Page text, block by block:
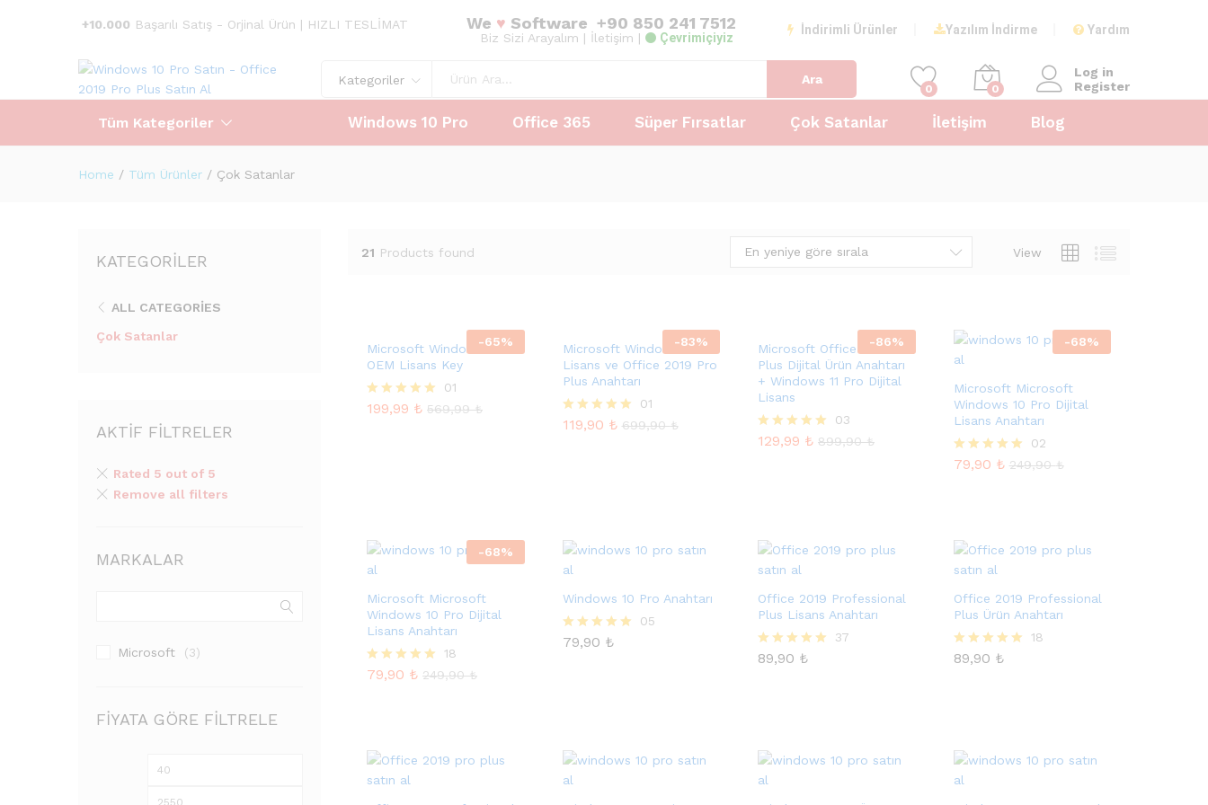
+10.000 Başarılı Satış - Orjinal Ürün | HIZLI TESLİMAT We ♥ Software +90 850 241 7512
Biz Sizi Arayalım | İletişim | Çevrimiçiyiz
İndirimli Ürünler Yazılım İndirme Yardım
Kategoriler Ara
0 0
Log in
Register
Tüm Kategoriler Windows 10 Pro Office 365 Süper Fırsatlar Çok Satanlar İletişim Blog
Home / Tüm Ürünler / Çok Satanlar
21 Products found View
En yeniye göre sırala
-65%
Microsoft Windows 11 Pro
OEM Lisans Key
5 üzerinden
01
199,99 ₺ 569,99₺
199,99₺ 569,99
-83%
Microsoft Windows 11 Pro
Lisans ve Office 2019 Pro
Plus Anahtarı
5 üzerinden
01
119,90 ₺ 699,90₺
119,90₺ 699,90
-86%
Microsoft Office 2021 Pro
Plus Dijital Ürün Anahtarı
+ Windows 11 Pro Dijital
Lisans
5 üzerinden
03
129,99 ₺ 899,90₺
129,99₺ 899,90
-68%
Microsoft Microsoft
Windows 10 Pro Dijital
Lisans Anahtarı
5 üzerinden
02
79,90 ₺ 249,90₺
79,90 ₺ 249,90
-68%
Microsoft Microsoft
Windows 10 Pro Dijital
Lisans Anahtarı
5 üzerinden
18
79,90 ₺ 249,90₺
79,90 ₺ 249,90
Windows 10 Pro Anahtarı
5 üzerinden
05
79,90 ₺
79,90 ₺
Office 2019 Professional
Plus Lisans Anahtarı
5 üzerinden
37
89,90 ₺
89,90 ₺
Office 2019 Professional
Plus Ürün Anahtarı
5 üzerinden
18
89,90 ₺
89,90 ₺
KATEGORILER
ALL CATEGORIES
Çok Satanlar
AKTIF FILTRELER
Rated 5 out of 5
Remove all filters
MARKALAR
Microsoft (3)
FIYATA GÖRE FILTRELE
En